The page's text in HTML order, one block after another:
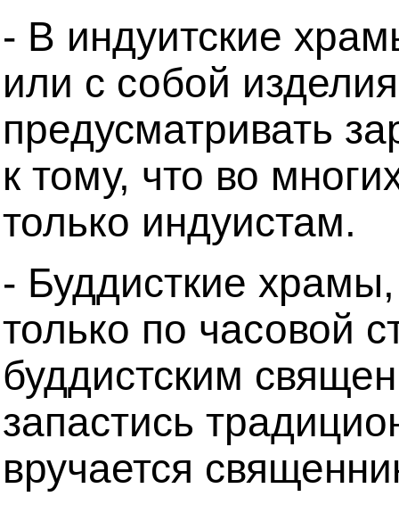
- В индуитские
или с собой
предусматривать
к тому, что во
только индуистам.
- Буддисткие
только по часовой
буддистским
запастись
вручается